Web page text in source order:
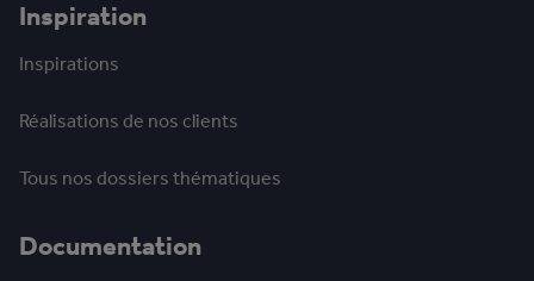
Inspiration
Inspirations
Réalisations de nos clients
Tous nos dossiers thématiques
Documentation